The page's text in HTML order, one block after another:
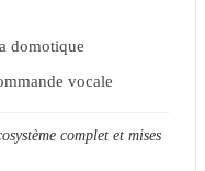
domotique
vocale
complet et mises